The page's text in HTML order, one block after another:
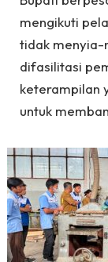
mengikuti
tidak menyia-
difasilitasi
keterampilan
untuk